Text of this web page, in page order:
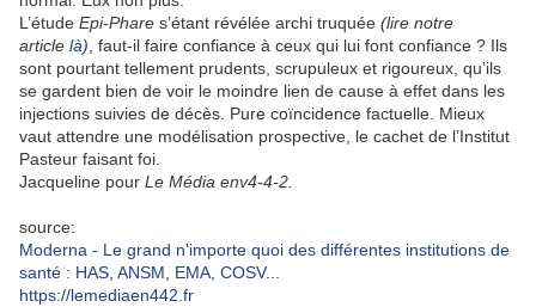
L’étude Epi-Phare s’étant révélée archi truquée (lire notre
article là) , faut-il faire confiance à ceux qui lui font confiance ? Ils
sont pourtant tellement prudents, scrupuleux et rigoureux, qu’ils
se gardent bien de voir le moindre lien de cause à effet dans les
injections suivies de décès. Pure coïncidence factuelle. Mieux
vaut attendre une modélisation prospective, le cachet de l’Institut
Pasteur faisant foi.
Jacqueline pour Le Média env4-4-2.
source:
Moderna - Le grand n'importe quoi des différentes institutions de
santé : HAS, ANSM, EMA, COSV...
https://lemediaen442.fr